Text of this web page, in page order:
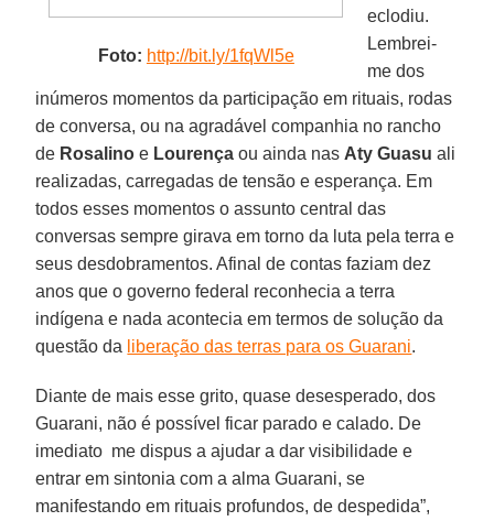
Foto: http://bit.ly/1fqWl5e
eclodiu.
Lembrei-
me dos
inúmeros momentos da participação em rituais, rodas
de conversa, ou na agradável companhia no rancho
de Rosalino e Lourença ou ainda nas Aty Guasu ali
realizadas, carregadas de tensão e esperança. Em
todos esses momentos o assunto central das
conversas sempre girava em torno da luta pela terra e
seus desdobramentos. Afinal de contas faziam dez
anos que o governo federal reconhecia a terra
indígena e nada acontecia em termos de solução da
questão da liberação das terras para os Guarani.
Diante de mais esse grito, quase desesperado, dos
Guarani, não é possível ficar parado e calado. De
imediato me dispus a ajudar a dar visibilidade e
entrar em sintonia com a alma Guarani, se
manifestando em rituais profundos, de despedida”,